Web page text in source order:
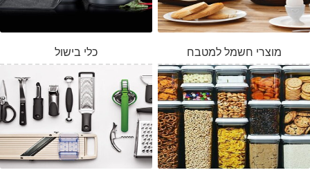
כלי בישול מוצרי חשמל למטבח